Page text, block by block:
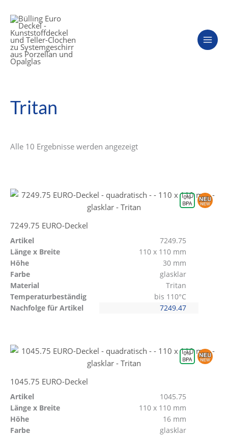
Inhalt
springen
Tritan
Alle 10 Ergebnisse werden angezeigt
7249.75 EURO-Deckel
Artikel
7249.75
Länge x Breite
110 x 110 mm
Höhe
30 mm
Farbe
glasklar
Material
Tritan
Temperaturbeständig
bis 110°C
Nachfolge für Artikel
7249.47
1045.75 EURO-Deckel
Artikel
1045.75
Länge x Breite
110 x 110 mm
Höhe
16 mm
Farbe
glasklar